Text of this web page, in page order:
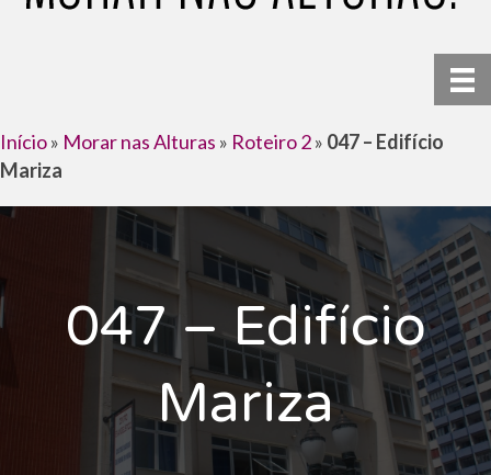
Início» Morar nas Alturas » Roteiro 2» 047 – Edifício
Mariza
047 – Edifício
Mariza